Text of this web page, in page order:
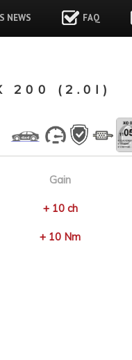
NEWS FAQ
200 (2.0I)
Gain
+ 10 ch
+ 10 Nm